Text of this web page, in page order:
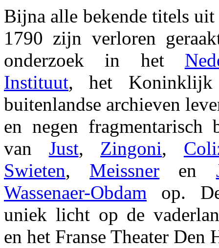
Bijna alle bekende titels
1790 zijn verloren
onderzoek in het
Instituut, het Koninklijk
buitenlandse archieven
en negen fragmentarisch
van Just, Zingoni,
Swieten, Meissner en
Wassenaer-Obdam op.
uniek licht op de
en het Franse Theater Den